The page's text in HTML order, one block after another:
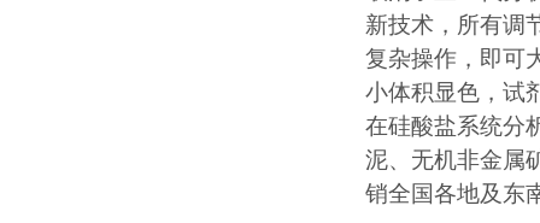
新技术，所有调
复杂操作，即可
小体积显色，试
在硅酸盐系统分
泥、无机非金属
销全国各地及东